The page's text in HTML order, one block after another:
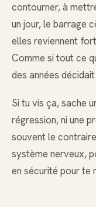
contourner, à
un jour, le barrage
elles reviennent
Comme si tout ce
des années
Si tu vis ça, sache
régression, ni une
souvent le
système nerveux,
en sécurité pour te